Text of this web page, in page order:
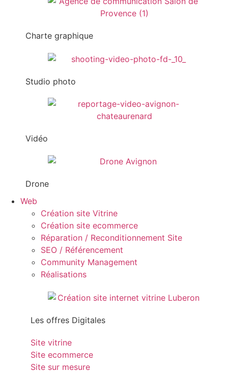
Charte graphique
Studio photo
Vidéo
Drone
Web
Création site Vitrine
Création site ecommerce
Réparation / Reconditionnement Site
SEO / Référencement
Community Management
Réalisations
Les offres Digitales
Site vitrine
Site ecommerce
Site sur mesure